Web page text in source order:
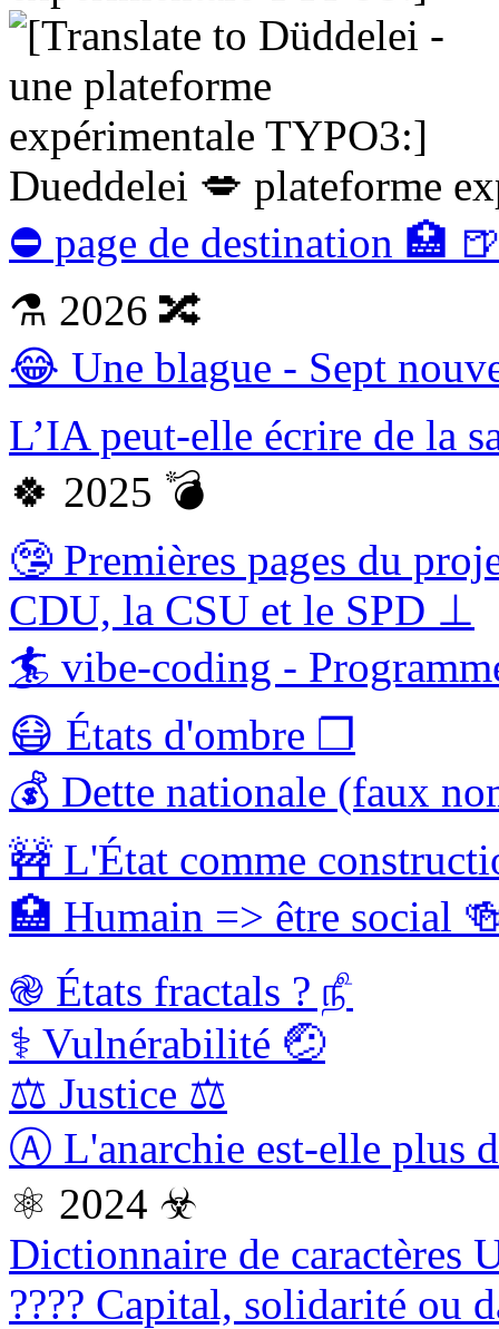
Dueddelei 💋 plateforme
⛔ page de destination 🏥
⚗ 2026 🔀
😂 Une blague - Sept
L’IA peut-elle écrire de la
🍀 2025 💣
🤥 Premières pages du
CDU, la CSU et le SPD ⊥
🏄 vibe-coding -
😷 États d'ombre ❐
💰 Dette nationale (faux
🚧 L'État comme
🏥 Humain => être social
֎ États fractals ? ௺
⚕ Vulnérabilité 🤕
⚖️ Justice ⚖
Ⓐ L'anarchie est-elle plus
⚛ 2024 ☣
Dictionnaire de caractères
???? Capital, solidarité ou